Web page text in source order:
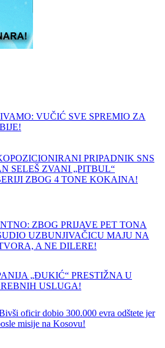
VUČIĆ SVE SPREMIO ZA
PRIPADNIK SNS
SELEŠ ZVANI „PITBUL“
ZBOG 4 TONE KOKAINA!
ZBOG PRIJAVE PET TONA
UZBUNJIVAČICU MAJU NA
A NE DILERE!
„ĐUKIĆ“ PRESTIŽNA U
USLUGA!
oficir dobio 300.000 evra odštete jer
misije na Kosovu!